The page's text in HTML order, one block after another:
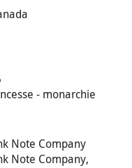
- monarchie
Note Company
Note Company,